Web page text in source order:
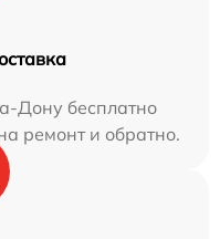
Дону бесплатно
ремонт и обратно.